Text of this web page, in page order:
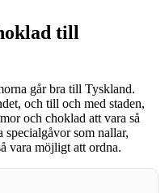
till
går bra till Tyskland.
och till och med staden,
och choklad att vara så
specialgåvor som nallar,
vara möjligt att ordna.